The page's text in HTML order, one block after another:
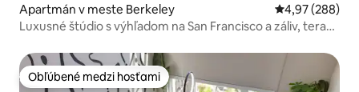
Apartmán v meste Berkeley Priemerné
4,97 (288)
Luxusné štúdio s výhľadom na San Francisco a záliv, terasa
Obľúbené medzi hosťami
Obľúbené medzi hosťami